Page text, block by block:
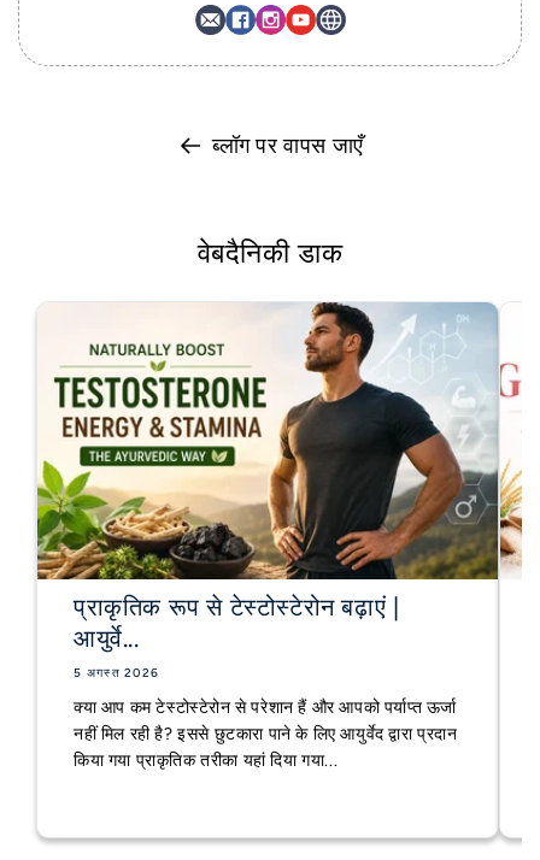
ब्लॉग पर वापस जाएँ
वेबदैनिकी डाक
प्राकृतिक रूप से टेस्टोस्टेरोन बढ़ाएं |
आयुर्वे...
5 अगस्त 2026
क्या आप कम टेस्टोस्टेरोन से परेशान हैं और आपको पर्याप्त ऊर्जा
नहीं मिल रही है? इससे छुटकारा पाने के लिए आयुर्वेद द्वारा प्रदान
किया गया प्राकृतिक तरीका यहां दिया गया...